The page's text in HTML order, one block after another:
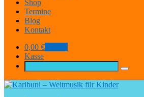
Shop
Termine
Blog
Kontakt
0,00 €
Kasse